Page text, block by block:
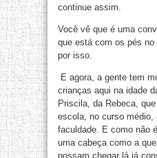
continue assim.
Você vê que é uma
que está com os pés
por isso.
E agora, a gente tem
crianças aqui na idade
Priscila, da Rebeca,
escola, no curso médio,
faculdade. E como não
uma cabeça como a
possam chegar lá já